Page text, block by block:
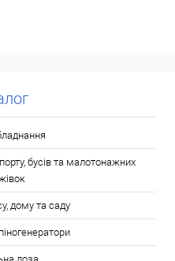
бусів та малотонажних
дому та саду